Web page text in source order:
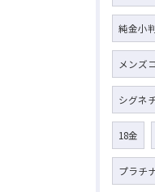
純金小
メンズ
シグネ
18金
プラチ